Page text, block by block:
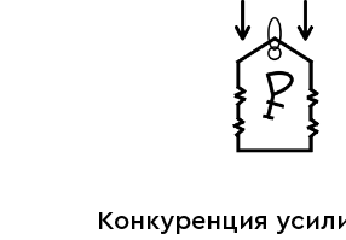
Конкуренция